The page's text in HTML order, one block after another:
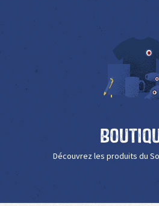
Découvrez les produits du